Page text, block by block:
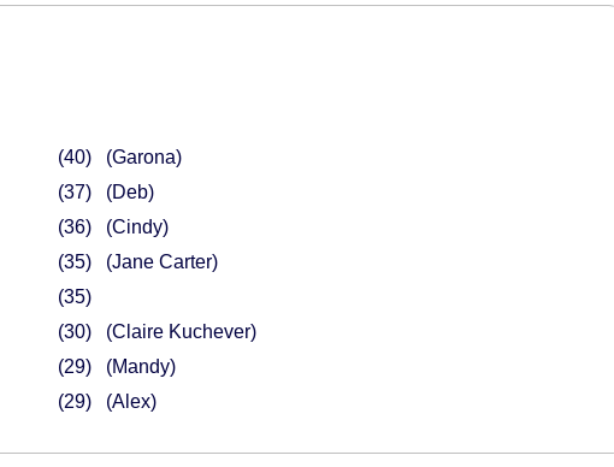
40
(Garona)
37
(Deb)
36
(Cindy)
35
(Jane Carter)
35
30
(Claire Kuchever)
29
(Mandy)
29 (Alex)